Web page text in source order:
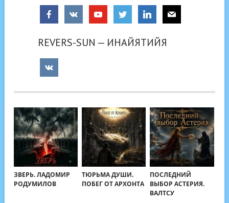
REVERS-SUN — ИНАЙЯТИЙЯ
ЗВЕРЬ. ЛАДОМИР
РОДУМИЛОВ
ТЮРЬМА ДУШИ.
ПОБЕГ ОТ АРХОНТА
ПОСЛЕДНИЙ
ВЫБОР АСТЕРИЯ.
ВАЛТСУ